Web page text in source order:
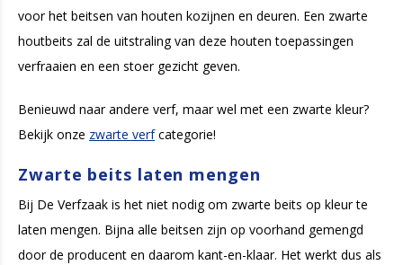
voor het beitsen van houten kozijnen en deuren. Een zwarte
houtbeits zal de uitstraling van deze houten toepassingen
verfraaien en een stoer gezicht geven.
Benieuwd naar andere verf, maar wel met een zwarte kleur?
Bekijk onze zwarte verfcategorie!
Zwarte beits laten mengen
Bij De Verfzaak is het niet nodig om zwarte beits op kleur te
laten mengen. Bijna alle beitsen zijn op voorhand gemengd
door de producent en daarom kant-en-klaar. Het werkt dus als